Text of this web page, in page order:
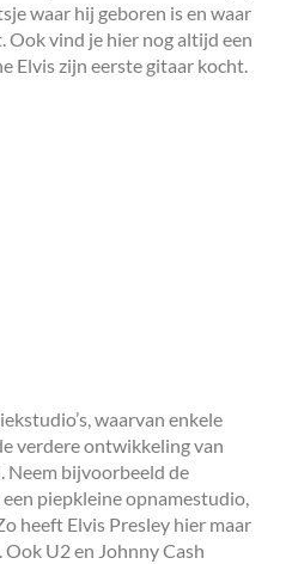
waar hij geboren is en waar
Ook vind je hier nog altijd een
Elvis zijn eerste gitaar kocht.
waarvan enkele
verdere ontwikkeling van
Neem bijvoorbeeld de
piepkleine opnamestudio,
heeft Elvis Presley hier maar
U2 en Johnny Cash